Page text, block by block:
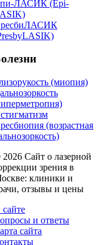
ЛАСИК (Epi-
(миопия)
(возрастная
Сайт о лазерной
зрения в
клиники и
отзывы и цены
и ответы
сайта